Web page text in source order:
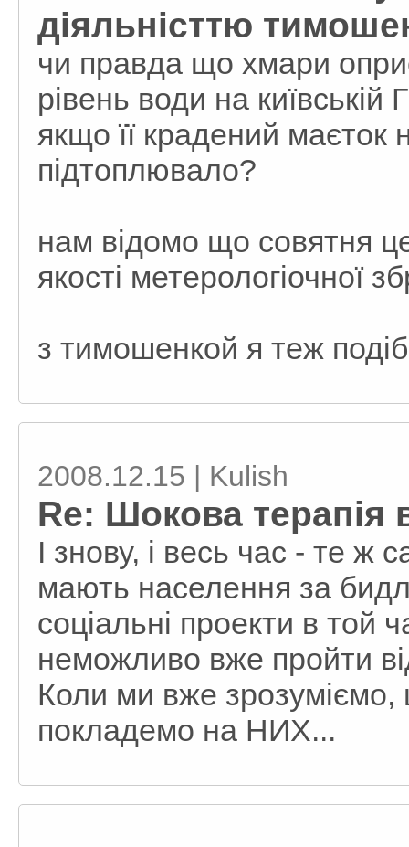
діяльністтю
чи правда що хмари
рівень води на київській
якщо її крадений маєток
підтоплювало?
нам відомо що совятня
якості метерологіочної
з тимошенкой я теж
2008.12.15 | Kulish
Re: Шокова терапія
І знову, і весь час - те ж
мають населення за
соціальні проекти в той
неможливо вже пройти
Коли ми вже
покладемо на НИХ...